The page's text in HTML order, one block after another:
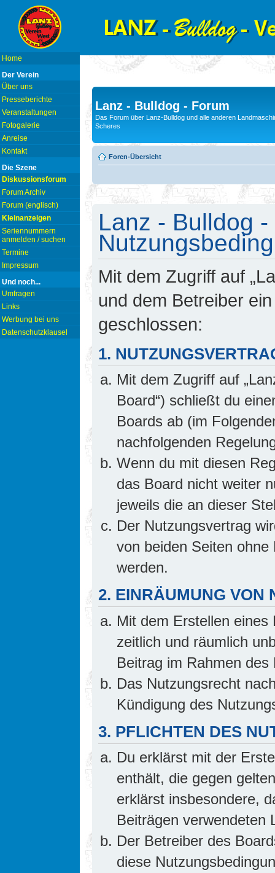
Home
Der Verein
Über uns
Presseberichte
Veranstaltungen
Fotogalerie
Anreise
Kontakt
Die Szene
Diskussionsforum
Forum Archiv
Forum (englisch)
Kleinanzeigen
Seriennummern
anmelden / suchen
Termine
Impressum
Und noch...
Umfragen
Links
Werbung bei uns
Datenschutzklausel
Lanz - Bulldog - Forum
Das Forum über Lanz-Bulldog und alle anderen
Scheres
Foren-Übersicht
Lanz - Bulldog
Mit dem Zugriff auf
und dem Betreiber
geschlossen:
1.
Mit dem Zugriff auf
Board“) schließt du
Boards ab (im
nachfolgenden
Wenn du mit diesen
das Board nicht weiter
jeweils die an dieser
Der Nutzungsvertrag
von beiden Seiten
werden.
2. EINRÄUMUNG VON
Mit dem Erstellen
zeitlich und räumlich
Beitrag im Rahmen
Das Nutzungsrecht
Kündigung des
3. PFLICHTEN DES
Du erklärst mit der
enthält, die gegen
erklärst insbesondere,
Beiträgen verwendeten
Der Betreiber des
diese